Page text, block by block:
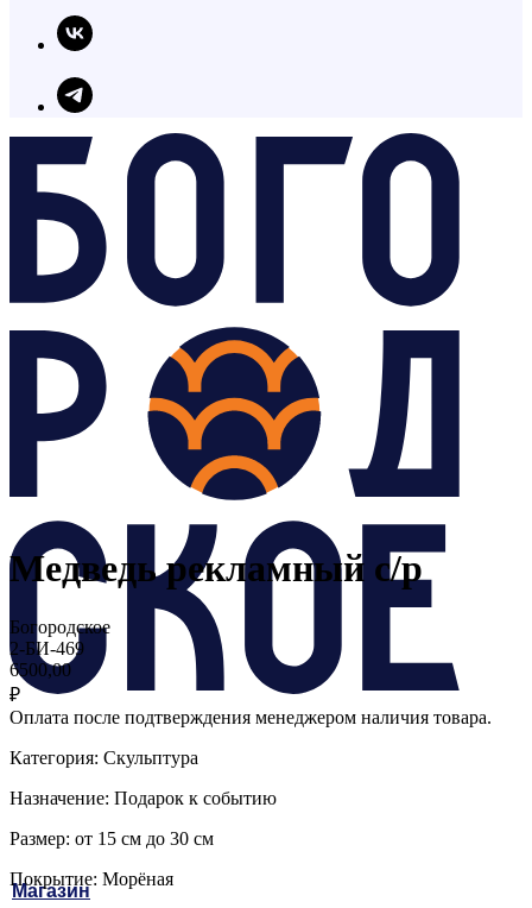
Магазин
Медведь рекламный с/р
Богородское
2-БИ-469
6500,00
₽
Оплата после подтверждения менеджером наличия товара.
Категория: Скульптура
Назначение: Подарок к событию
Размер: от 15 см до 30 см
Покрытие: Морёная